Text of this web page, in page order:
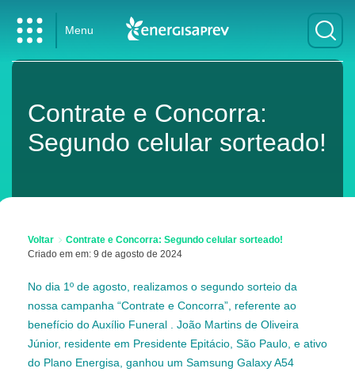
Menu
Contrate e Concorra:
Segundo celular sorteado!
Voltar
Contrate e Concorra: Segundo celular sorteado!
Criado em em: 9 de agosto de 2024
No dia 1º de agosto, realizamos o segundo sorteio da
nossa campanha “Contrate e Concorra”, referente ao
benefício do Auxílio Funeral . João Martins de Oliveira
Júnior, residente em Presidente Epitácio, São Paulo, e ativo
do Plano Energisa, ganhou um Samsung Galaxy A54